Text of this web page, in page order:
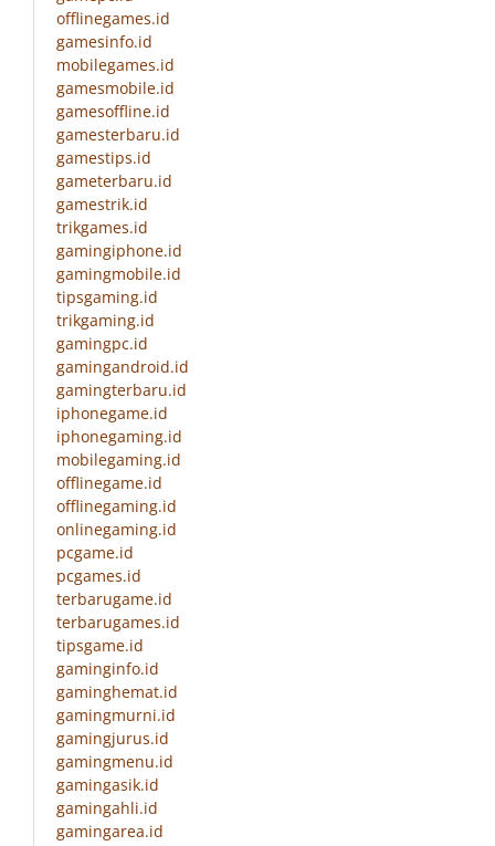
offlinegames.id
gamesinfo.id
mobilegames.id
gamesmobile.id
gamesoffline.id
gamesterbaru.id
gamestips.id
gameterbaru.id
gamestrik.id
trikgames.id
gamingiphone.id
gamingmobile.id
tipsgaming.id
trikgaming.id
gamingpc.id
gamingandroid.id
gamingterbaru.id
iphonegame.id
iphonegaming.id
mobilegaming.id
offlinegame.id
offlinegaming.id
onlinegaming.id
pcgame.id
pcgames.id
terbarugame.id
terbarugames.id
tipsgame.id
gaminginfo.id
gaminghemat.id
gamingmurni.id
gamingjurus.id
gamingmenu.id
gamingasik.id
gamingahli.id
gamingarea.id